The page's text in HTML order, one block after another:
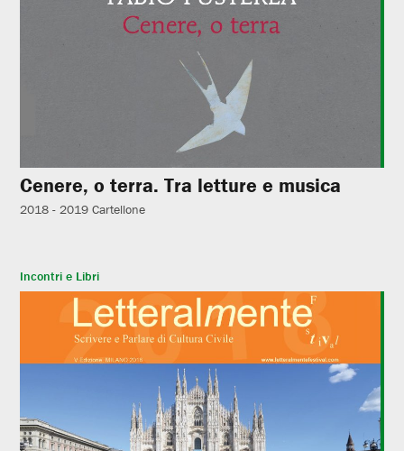
Cenere, o terra. Tra letture e musica
2018 - 2019 Cartellone
Incontri e Libri